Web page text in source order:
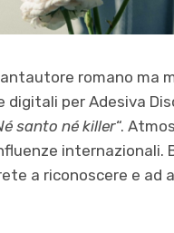
romano ma
per Adesiva
santo né killer“.
internazionali.
a riconoscere e ad